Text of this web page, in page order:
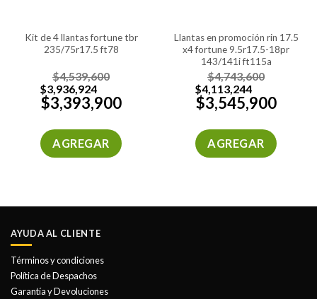
kit de 4 llantas fortune tbr
235/75r17.5 ft78
$4,539,600
$3,936,924
$3,393,900
AGREGAR
llantas en promoción rin 17.5
x4 fortune 9.5r17.5-18pr
143/141j ft115a
$4,743,600
$4,113,244
$3,545,900
AGREGAR
AYUDA AL CLIENTE
Términos y condiciones
Política de Despachos
Garantía y Devoluciones